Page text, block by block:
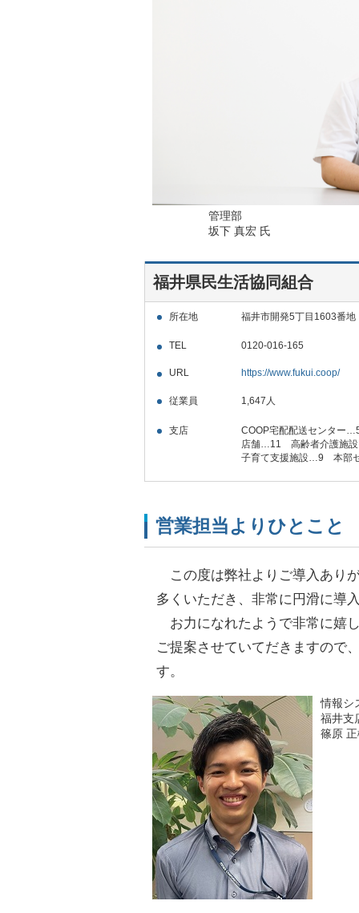
管理部
坂下 真宏 氏
福井県民生活協同組合
所在地 福井市開発5丁目1603番地
TEL 0120-016-165
URL https://www.fukui.coop/
従業員 1,647人
支店
COOP宅配配送センター
店舗…11 高齢者介護施
子育て支援施設…9 本部
営業担当よりひとこと
この度は弊社よりご導入あり
多くいただき、非常に円滑に導
お力になれたようで非常に嬉
ご提案させていてだきますので
す。
情報シ
福井支
篠原